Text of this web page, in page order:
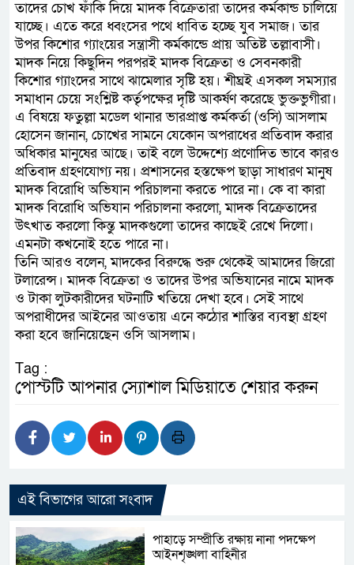
তাদের চোখ ফাঁকি দিয়ে মাদক বিক্রেতারা তাদের কর্মকান্ড চালিয়ে
যাচ্ছে। এতে করে ধ্বংসের পথে ধাবিত হচ্ছে যুব সমাজ। তার
উপর কিশোর গ্যাংয়ের সন্ত্রাসী কর্মকান্ডে প্রায় অতিষ্ট তল্লাবাসী।
মাদক নিয়ে কিছুদিন পরপরই মাদক বিক্রেতা ও সেবনকারী
কিশোর গ্যাংদের সাথে ঝামেলার সৃষ্টি হয়। শীঘ্রই এসকল সমস্যার
সমাধান চেয়ে সংশ্লিষ্ট কর্তৃপক্ষের দৃষ্টি আকর্ষণ করেছে ভুক্তভুগীরা।
এ বিষয়ে ফতুল্লা মডেল থানার ভারপ্রাপ্ত কর্মকর্তা (ওসি) আসলাম
হোসেন জানান, চোখের সামনে যেকোন অপরাধের প্রতিবাদ করার
অধিকার মানুষের আছে। তাই বলে উদ্দেশ্যে প্রণোদিত ভাবে কারও
প্রতিবাদ গ্রহণযোগ্য নয়। প্রশাসনের হস্তক্ষেপ ছাড়া সাধারণ মানুষ
মাদক বিরোধি অভিযান পরিচালনা করতে পারে না। কে বা কারা
মাদক বিরোধি অভিযান পরিচালনা করলো, মাদক বিক্রেতাদের
উৎখাত করলো কিন্তু মাদকগুলো তাদের কাছেই রেখে দিলো।
এমনটা কখনোই হতে পারে না।
তিনি আরও বলেন, মাদকের বিরুদ্ধে শুরু থেকেই আমাদের জিরো
টলারেন্স। মাদক বিক্রেতা ও তাদের উপর অভিযানের নামে মাদক
ও টাকা লুটকারীদের ঘটনাটি খতিয়ে দেখা হবে। সেই সাথে
অপরাধীদের আইনের আওতায় এনে কঠোর শাস্তির ব্যবস্থা গ্রহণ
করা হবে জানিয়েছেন ওসি আসলাম।
Tag :
পোস্টটি আপনার স্যোশাল মিডিয়াতে শেয়ার করুন
এই বিভাগের আরো সংবাদ
পাহাড়ে সম্প্রীতি রক্ষায় নানা পদক্ষেপ
আইনশৃঙ্খলা বাহিনীর